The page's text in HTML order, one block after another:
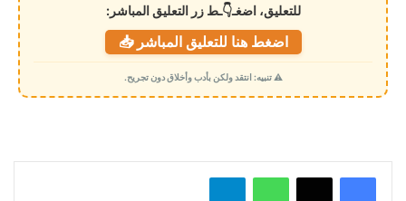
م
ي
للتعليق، اضغـ👇ـط زر التعليق المباشر:
اضغط هنا للتعليق المباشر 📥
⚠️ تنبيه: انتقد ولكن بأدب وأخلاق دون تجريح.
واتساب